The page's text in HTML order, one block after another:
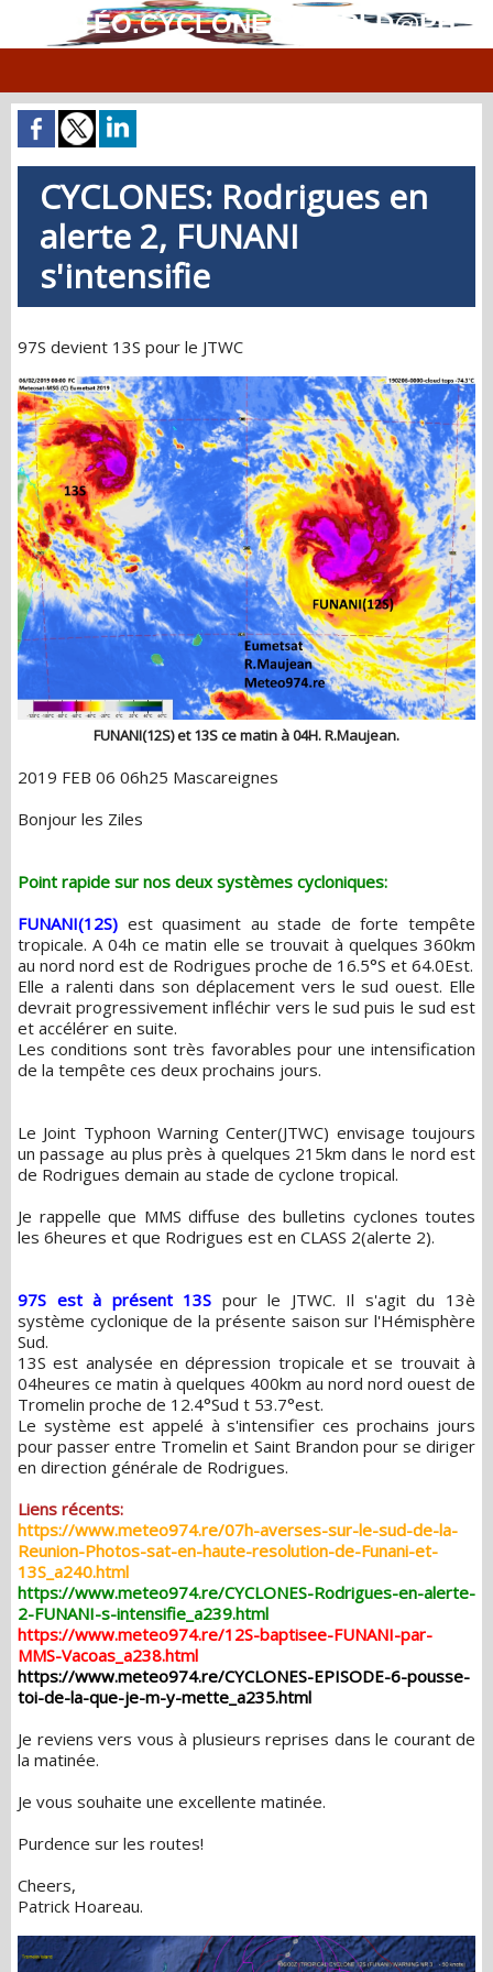
MÉTÉO.CYCLONES.WORLD@PH
CYCLONES: Rodrigues en
alerte 2, FUNANI
s'intensifie
97S devient 13S pour le JTWC
FUNANI(12S) et 13S ce matin à 04H. R.Maujean.
2019 FEB 06 06h25 Mascareignes
Bonjour les Ziles
Point rapide sur nos deux systèmes cycloniques:
FUNANI(12S) est quasiment au stade de forte tempête
tropicale. A 04h ce matin elle se trouvait à quelques 360km
au nord nord est de Rodrigues proche de 16.5°S et 64.0Est.
Elle a ralenti dans son déplacement vers le sud ouest. Elle
devrait progressivement infléchir vers le sud puis le sud est
et accélérer en suite.
Les conditions sont très favorables pour une intensification
de la tempête ces deux prochains jours.
Le Joint Typhoon Warning Center(JTWC) envisage toujours
un passage au plus près à quelques 215km dans le nord est
de Rodrigues demain au stade de cyclone tropical.
Je rappelle que MMS diffuse des bulletins cyclones toutes
les 6heures et que Rodrigues est en CLASS 2(alerte 2).
97S est à présent 13S pour le JTWC. Il s'agit du 13è
système cyclonique de la présente saison sur l'Hémisphère
Sud.
13S est analysée en dépression tropicale et se trouvait à
04heures ce matin à quelques 400km au nord nord ouest de
Tromelin proche de 12.4°Sud t 53.7°est.
Le système est appelé à s'intensifier ces prochains jours
pour passer entre Tromelin et Saint Brandon pour se diriger
en direction générale de Rodrigues.
Liens récents:
https://www.meteo974.re/07h-averses-sur-le-sud-de-la-
Reunion-Photos-sat-en-haute-resolution-de-Funani-et-
13S_a240.html
https://www.meteo974.re/CYCLONES-Rodrigues-en-alerte-
2-FUNANI-s-intensifie_a239.html
https://www.meteo974.re/12S-baptisee-FUNANI-par-
MMS-Vacoas_a238.html
https://www.meteo974.re/CYCLONES-EPISODE-6-pousse-
toi-de-la-que-je-m-y-mette_a235.html
Je reviens vers vous à plusieurs reprises dans le courant de
la matinée.
Je vous souhaite une excellente matinée.
Purdence sur les routes!
Cheers,
Patrick Hoareau.